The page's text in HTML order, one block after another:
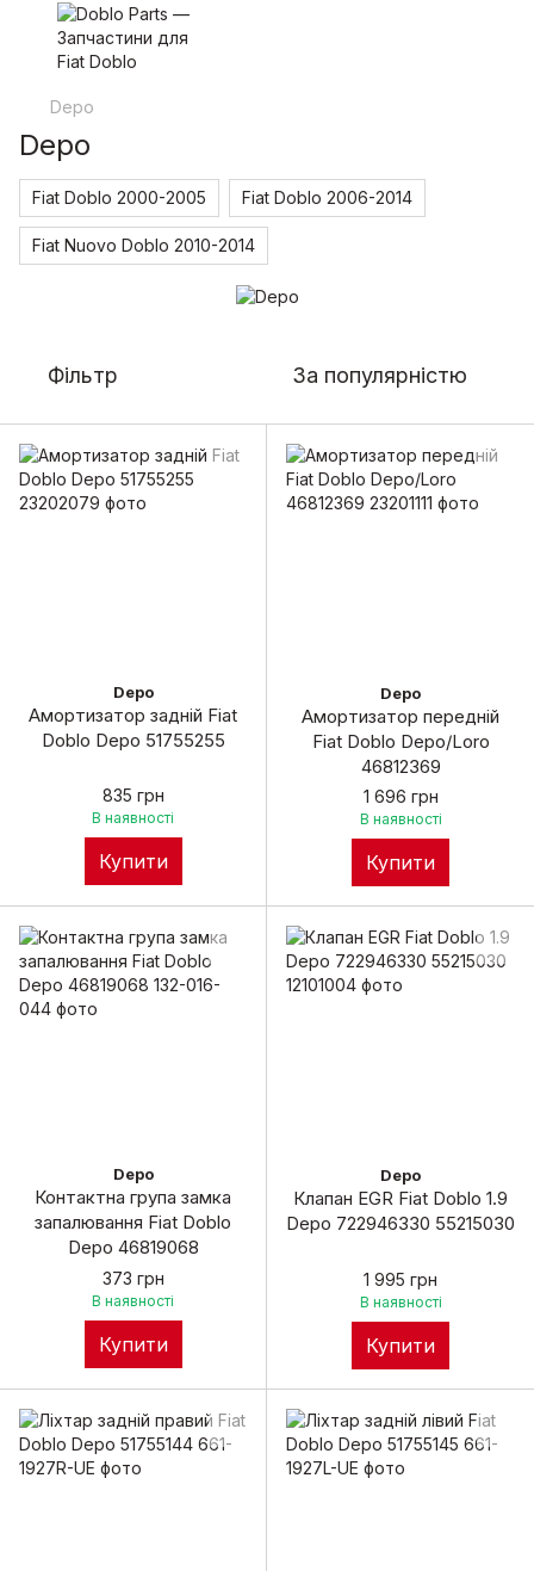
Depo
Depo
Fiat Doblo 2000-2005 Fiat Doblo 2006-2014
Fiat Nuovo Doblo 2010-2014
Фільтр За популярністю
Depo
Амортизатор задній Fiat
Doblo Depo 51755255
835 грн
В наявності
Купити
Depo
Амортизатор передній
Fiat Doblo Depo/Loro
46812369
1 696 грн
В наявності
Купити
Depo
Контактна група замка
запалювання Fiat Doblo
Depo 46819068
373 грн
В наявності
Купити
Depo
Клапан EGR Fiat Doblo 1.9
Depo 722946330 55215030
1 995 грн
В наявності
Купити